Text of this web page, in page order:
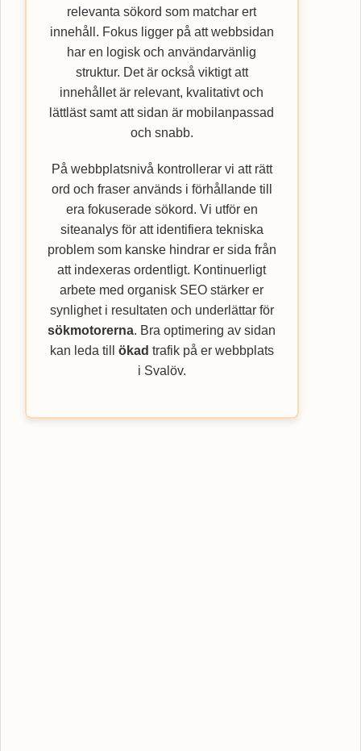
relevanta sökord som matchar ert
innehåll. Fokus ligger på att webbsidan
har en logisk och användarvänlig
struktur. Det är också viktigt att
innehållet är relevant, kvalitativt och
lättläst samt att sidan är mobilanpassad
och snabb.
På webbplatsnivå kontrollerar vi att rätt
ord och fraser används i förhållande till
era fokuserade sökord. Vi utför en
siteanalys för att identifiera tekniska
problem som kanske hindrar er sida från
att indexeras ordentligt. Kontinuerligt
arbete med organisk SEO stärker er
synlighet i resultaten och underlättar för
sökmotorerna. Bra optimering av sidan
kan leda till ökad trafik på er webbplats
i Svalöv.